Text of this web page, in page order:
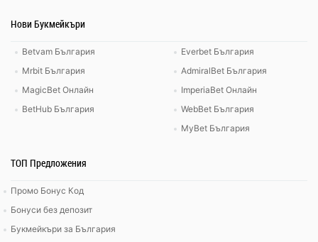
Нови Букмейкъри
Betvam България
Mrbit България
MagicBet Онлайн
BetHub България
Everbet България
AdmiralBet България
ImperiaBet Онлайн
WebBet България
MyBet България
ТОП Предложения
Промо Бонус Код
Бонуси без депозит
Букмейкъри за България